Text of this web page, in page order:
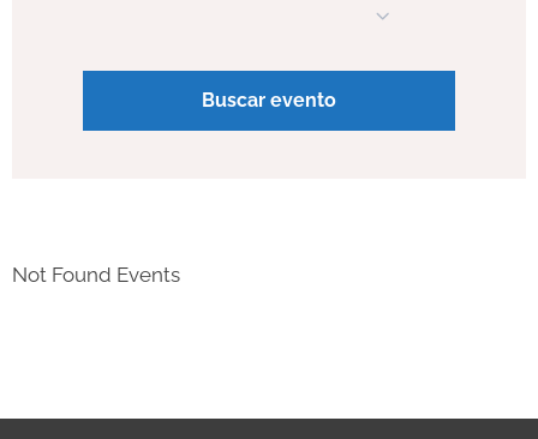
Not Found Events